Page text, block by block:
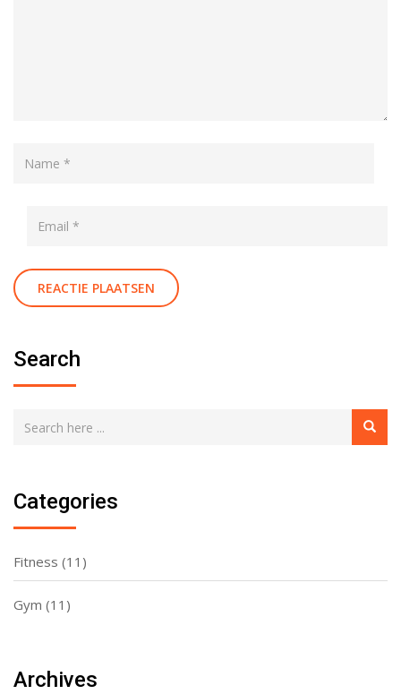
Search
Categories
Fitness (11)
Gym (11)
Archives